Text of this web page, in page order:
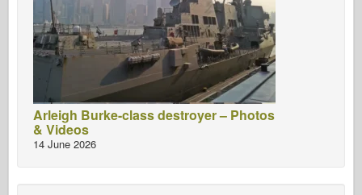
Arleigh Burke-class destroyer – Photos
& Videos
14 June 2026